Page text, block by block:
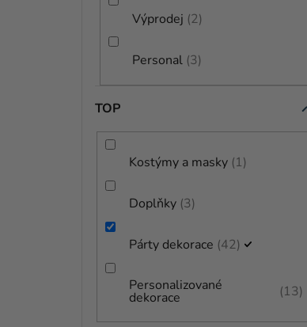
L
Výprodej 2
Personal 3
TOP
Kostýmy a masky 1
Doplňky 3
Párty dekorace 42
Personalizované
dekorace 13
T
Ů
Balónek pastelový chrpově modrý
26 cm
3 Kč
DO KOŠÍKU